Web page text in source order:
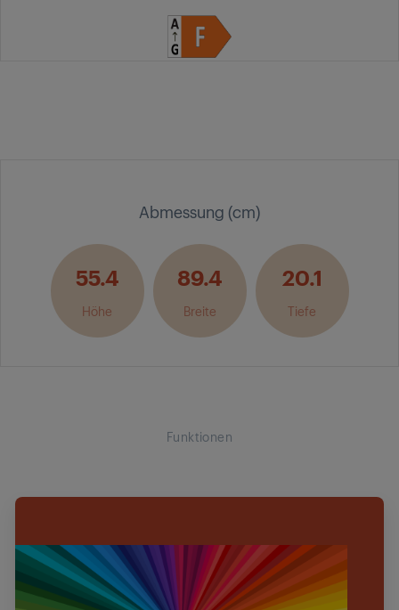
Abmessung (cm)
55.4
Höhe
89.4
Breite
20.1
Tiefe
Funktionen